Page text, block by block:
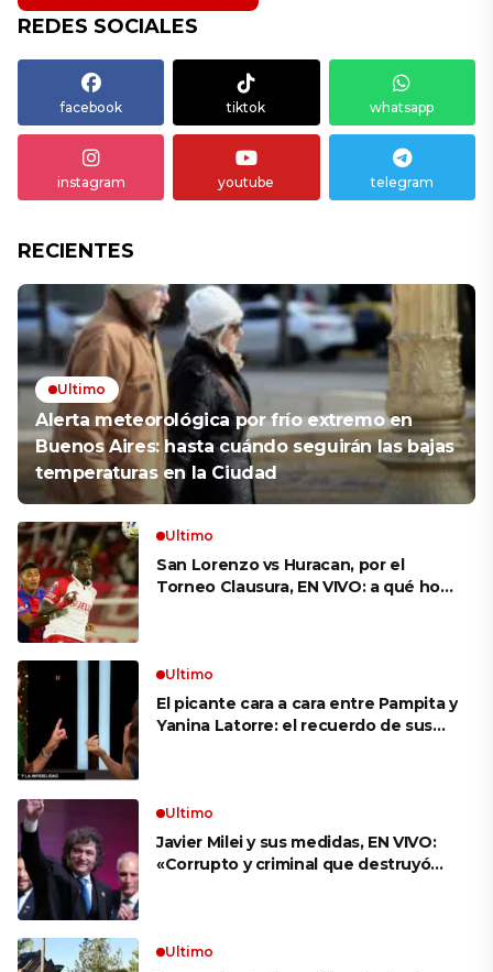
REDES SOCIALES
facebook tiktok whatsapp
instagram youtube telegram
RECIENTES
Ultimo
Alerta meteorológica por frío extremo en
Buenos Aires: hasta cuándo seguirán las bajas
temperaturas en la Ciudad
Ultimo
San Lorenzo vs Huracan, por el
Torneo Clausura, EN VIVO: a qué hora
Ultimo
El picante cara a cara entre Pampita y
Yanina Latorre: el recuerdo de sus
Ultimo
Javier Milei y sus medidas, EN VIVO:
«Corrupto y criminal que destruyó
Ultimo